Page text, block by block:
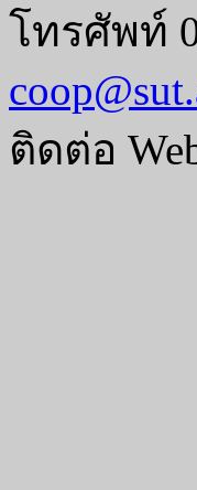
โทรศัพท์
ติดต่อ